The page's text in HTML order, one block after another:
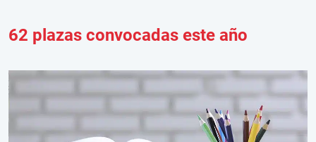
62 plazas convocadas este año